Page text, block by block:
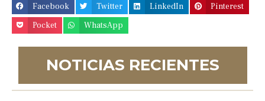
Facebook Twitter LinkedIn
Pinterest
Pocket
WhatsApp
NOTICIAS RECIENTES